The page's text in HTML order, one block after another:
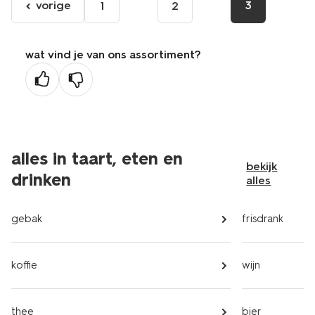
ga
naar
vorige
pagina
vorige 1 2 3
wat vind je van ons assortiment?
alles in taart, eten en
drinken
bekijk
alles
gebak
koffie
thee
frisdrank
wijn
bier